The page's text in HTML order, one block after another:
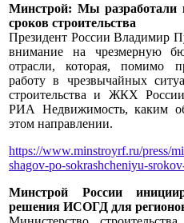
Минстрой: Мы разработали
сроков строительства
Президент России Владимир
внимание на чрезмерную
отрасли, которая, помимо
работу в чрезвычайных
строительства и ЖКХ
РИА Недвижимость, каким
этом направлении.
https://www.minstroyrf.ru/press/
shagov-po-sokrashcheniyu-
Минстрой России
решения ИСОГД для